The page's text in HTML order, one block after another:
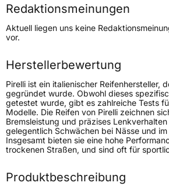
Höchstgeschwindigkeit
300 km/h
Lastindex84
Höchstlast500 kg
Gewicht (in kg)
6,936 kg
Generelle Merkmale
FahrzeugtypPKW
VerwendungSommerreifen
FahrzeugartPKW & SUV
Redaktionsmeinungen
Aktuell liegen uns keine
vor.
Herstellerbewertung
Pirelli ist ein italienischer Reifenhersteller,
gegründet wurde. Obwohl dieses
getestet wurde, gibt es zahlreiche Tests
Modelle. Die Reifen von Pirelli zeichnen
Bremsleistung und präzises
gelegentlich Schwächen bei Nässe und
Insgesamt bieten sie eine hohe
trockenen Straßen, und sind oft für
Produktbeschreibung